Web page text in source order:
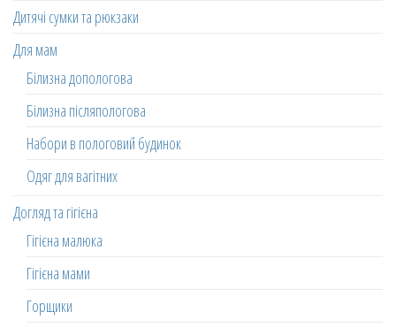
Дитячі сумки та рюкзаки
Для мам
Білизна допологова
Білизна післяпологова
Набори в пологовий будинок
Одяг для вагітних
Догляд та гігієна
Гігієна малюка
Гігієна мами
Горщики